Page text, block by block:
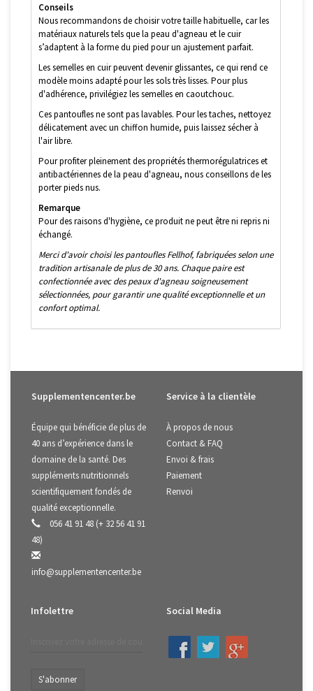
Conseils
Nous recommandons de choisir votre taille habituelle, car les
matériaux naturels tels que la peau d'agneau et le cuir
s’adaptent à la forme du pied pour un ajustement parfait.
Les semelles en cuir peuvent devenir glissantes, ce qui rend ce
modèle moins adapté pour les sols très lisses. Pour plus
d'adhérence, privilégiez les semelles en caoutchouc.
Ces pantoufles ne sont pas lavables. Pour les taches, nettoyez
délicatement avec un chiffon humide, puis laissez sécher à
l'air libre.
Pour profiter pleinement des propriétés thermorégulatrices et
antibactériennes de la peau d'agneau, nous conseillons de les
porter pieds nus.
Remarque
Pour des raisons d'hygiène, ce produit ne peut être ni repris ni
échangé.
Merci d'avoir choisi les pantoufles Fellhof, fabriquées selon une
tradition artisanale de plus de 30 ans. Chaque paire est
confectionnée avec des peaux d'agneau soigneusement
sélectionnées, pour garantir une qualité exceptionnelle et un
confort optimal.
Supplementencenter.be
Équipe qui bénéficie de plus de
40 ans d’expérience dans le
domaine de la santé. Des
suppléments nutritionnels
scientifiquement fondés de
qualité exceptionnelle.
056 41 91 48 (+ 32 56 41 91
48)
info@supplementencenter.be
Service à la clientèle
À propos de nous
Contact & FAQ
Envoi & frais
Paiement
Renvoi
Infolettre
S'abonner
Social Media